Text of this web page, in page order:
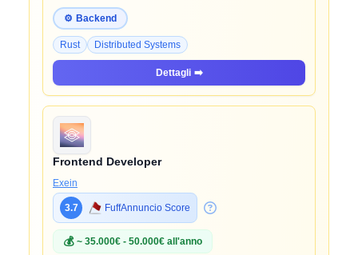
⚙️ Backend
Rust Distributed Systems
Dettagli ➡️
Frontend Developer
Exein
3.7 FuffAnnuncio Score
💰 ~ 35.000€ - 50.000€ all'anno